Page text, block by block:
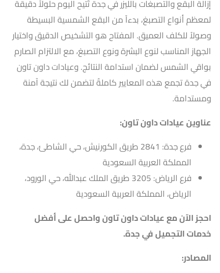
إزالة البقع والتصبغات بالليزر في جدة تُتيح اليوم حلولاً دقيقة
لمعظم أنواع التصبغ، بدءاً من البقع الشمسية البسيطة
وصولاً للكلف العميق. المفتاح هو التشخيص الدقيق واختيار
الجهاز المناسب لنوع البشرة ونوع التصبغ، مع الالتزام الصارم
بواقي الشمس لضمان استدامة النتائج. وعيادات داون تاون
في جدة تجمع هذه المعايير كاملةً لتضمن لك نتيجة آمنة
ومستدامة.
عناوين عيادات داون تاون:
فرع جدة: 2841 طريق الكورنيش، حي الشاطئ، جدة،
المملكة العربية السعودية
فرع الرياض: 3205 طريق الملك عبدالله، حي الورود،
الرياض، المملكة العربية السعودية
احجز الآن مع عيادات داون تاون واحصل على أفضل
خدمات التجميل في جدة.
المصادر: